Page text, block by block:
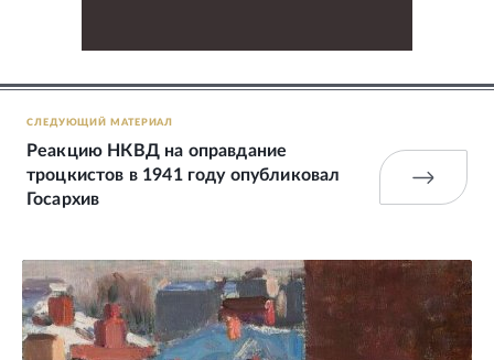
СЛЕДУЮЩИЙ МАТЕРИАЛ
Реакцию НКВД на оправдание
троцкистов в 1941 году опубликовал
Госархив